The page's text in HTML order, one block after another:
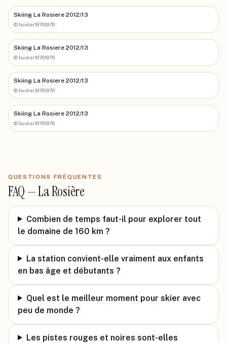
Skiing La Rosiere 2012/13
© buster19761976
Skiing La Rosiere 2012/13
© buster19761976
Skiing La Rosiere 2012/13
© buster19761976
Skiing La Rosiere 2012/13
© buster19761976
QUESTIONS FRÉQUENTES
FAQ —La Rosière
Combien de temps faut-il pour explorer tout
le domaine de 160 km ?
La station convient-elle vraiment aux enfants
en bas âge et débutants ?
Quel est le meilleur moment pour skier avec
peu de monde ?
Les pistes rouges et noires sont-elles